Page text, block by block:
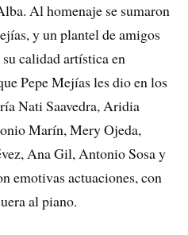
Al homenaje se sumaron
y un plantel de amigos
calidad artística en
Pepe Mejías les dio en los
Nati Saavedra, Aridia
Marín, Mery Ojeda,
Ana Gil, Antonio Sosa y
emotivas actuaciones, con
al piano.